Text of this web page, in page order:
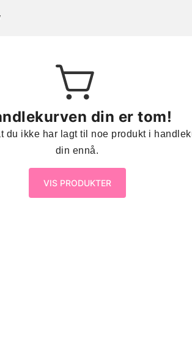
din er tom!
du ikke har lagt til noe produkt i
din ennå.
VIS PRODUKTER